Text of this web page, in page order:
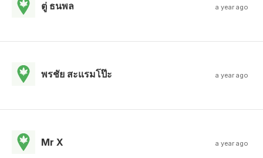
ตู่ ธนพล a year ago
พรชัย สะแรมโป๊ะ a year ago
Mr X a year ago